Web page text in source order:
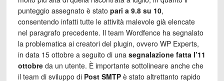
punteggio assegnato è stato pari a 9.8 su 10,
consentendo infatti tutte le attività malevole già elencate
nel paragrafo precedente. Il team Wordfence ha segnalato
la problematica ai creatori del plugin, ovvero WP Experts,
in data 15 ottobre a seguito di una segnalazione fatta l’11
ottobreda un utente. È importante sottolineare anche che
il team di sviluppo di Post SMTPè stato altrettanto rapido